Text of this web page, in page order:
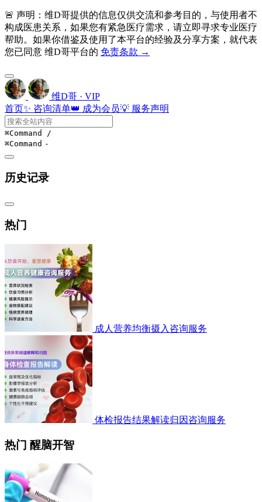
🚨 声明：维D哥提供的信息仅供交流和参考目的，与使用者不
构成医患关系，如果您有紧急医疗需求，请立即寻求专业医疗
帮助。如果你借鉴及使用了本平台的经验及分享方案，就代表
您已同意 维D哥平台的 免责条款 →
维D哥 · VIP
首页✨ 咨询清单👑 成为会员💡 服务声明
⌘Command /
⌘Command -
历史记录
热门
成人营养均衡摄入咨询服务
体检报告结果解读归因咨询服务
热门 醒脑开智